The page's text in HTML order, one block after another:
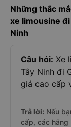
Những thắc
xe limousine đi
Ninh
Câu hỏi: Xe
Tây Ninh đi
giá cao cấp
Trả lời: Nếu
cấp, các hãng